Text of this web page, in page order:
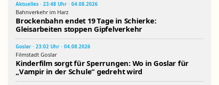
Aktuelles · 23:48 Uhr · 04.08.2026
Bahnverkehr im Harz
Brockenbahn endet 19 Tage in Schierke:
Gleisarbeiten stoppen Gipfelverkehr
Goslar · 23:02 Uhr · 04.08.2026
Filmstadt Goslar
Kinderfilm sorgt für Sperrungen: Wo in Goslar für
„Vampir in der Schule“ gedreht wird